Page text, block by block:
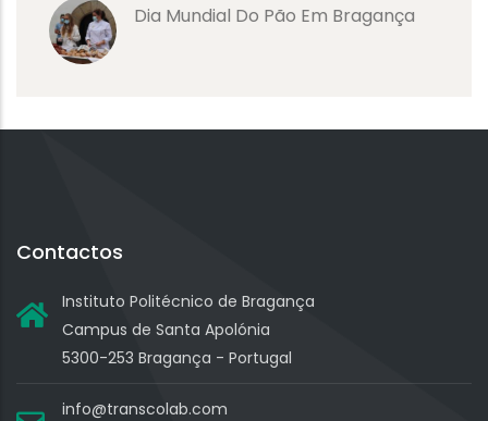
Dia Mundial Do Pão Em Bragança
Contactos
Instituto Politécnico de Bragança
Campus de Santa Apolónia
5300-253 Bragança - Portugal
info@transcolab.com